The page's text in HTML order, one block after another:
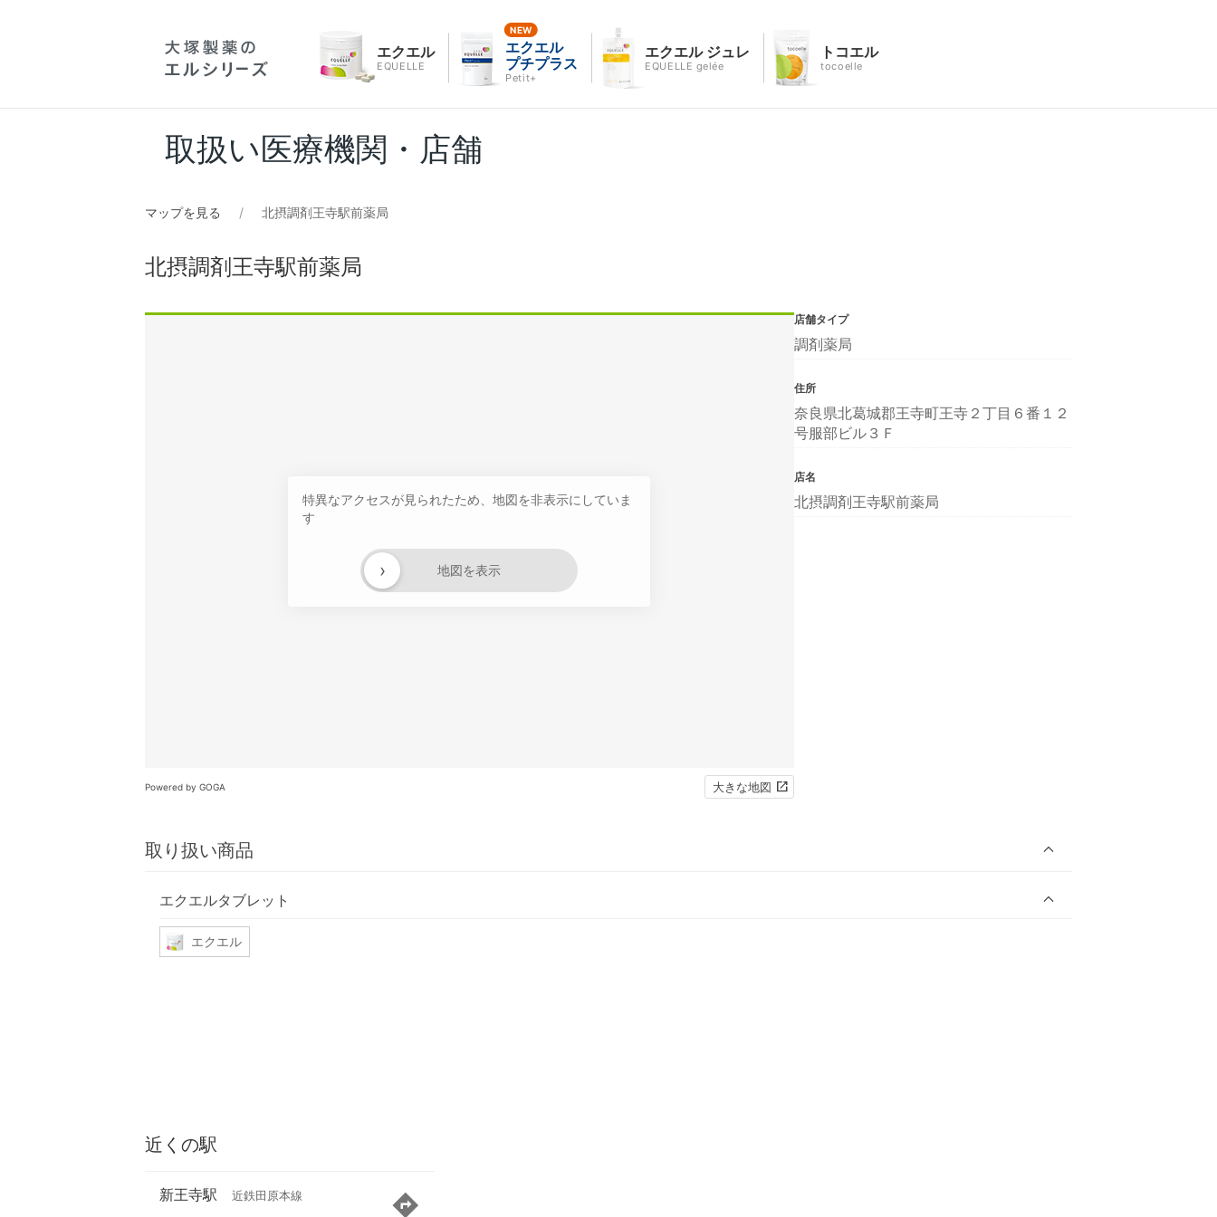
エクエル
EQUELLE
エクエル
プチプラス
Petit+
エクエル ジュレ
EQUELLE gelée
トコエル
tocoelle
取扱い医療機関・店舗
マップを見る 北摂調剤王寺駅前薬局
北摂調剤王寺駅前薬局
特異なアクセスが見られたため、地図を非表示にしていま
す
地図を表示
›
Powered by GOGA 大きな地図
取り扱い商品
エクエルタブレット
エクエル
店舗タイプ
調剤薬局
住所
奈良県北葛城郡王寺町王寺２丁目６番１２
号服部ビル３Ｆ
店名
北摂調剤王寺駅前薬局
近くの駅
新王寺駅 近鉄田原本線